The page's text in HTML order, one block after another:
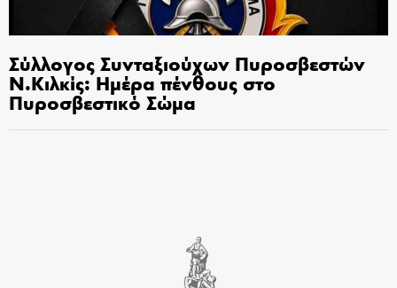
Σύλλογος Συνταξιούχων Πυροσβεστών
Ν.Κιλκίς: Ημέρα πένθους στο
Πυροσβεστικό Σώμα